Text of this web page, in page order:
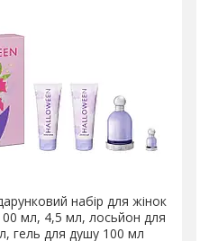
набір для жінок
мл, 4,5 мл, лосьйон для
гель для душу 100 мл